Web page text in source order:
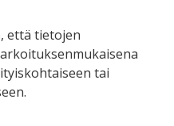
että tietojen
tai